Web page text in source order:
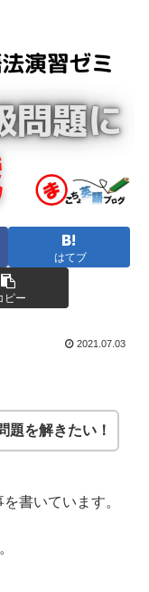
はてブ
ピー
2021.07.03
題を解きたい！
書いています。